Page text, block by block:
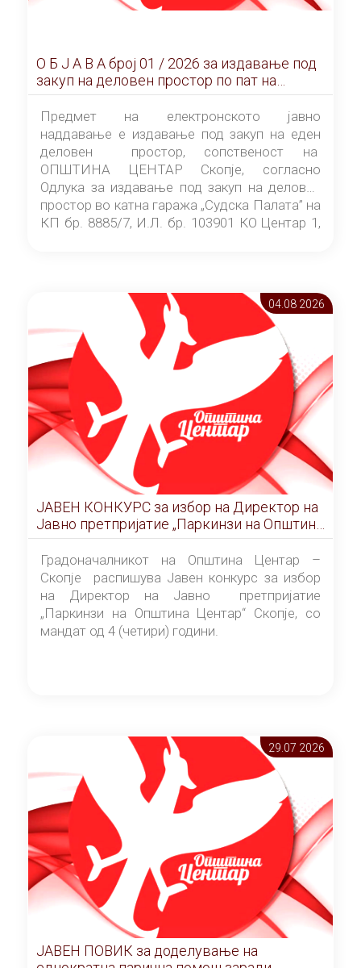
О Б Ј А В А брoj 01 / 2026 за издавање под
закуп на деловен простор по пат на
ЕЛЕКТРОНСКО ЈАВНО НАДДАВАЊЕ
Предмет на електронското јавно
наддавање е издавање под закуп на еден
деловен простор, сопственост на
ОПШТИНА ЦЕНТАР Скопје, согласно
Одлука за издавање под закуп на деловен
простор во катна гаража „Судска Палата” на
КП бр. 8885/7, И.Л. бр. 103901 КО Центар 1,
Скопје” број 9/2026), за времетраење од 3
(три) години од денот на потпишувањето на
Договорот за закуп со најповолниот
понудувач.
04.08 2026
ЈАВЕН КОНКУРС за избор на Директор на
Јавно претпријатие „Паркинзи на Општина
Центар“ – Скопје
Градоначалникот на Општина Центар –
Скопје распишува Јавен конкурс за избор
на Директор на Јавно претпријатие
„Паркинзи на Општина Центар“ Скопје, со
мандат од 4 (четири) години.
29.07 2026
ЈАВЕН ПОВИК за доделување на